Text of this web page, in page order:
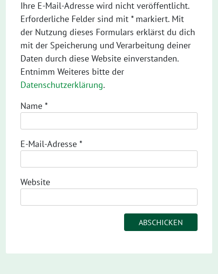
Ihre E-Mail-Adresse wird nicht veröffentlicht.
Erforderliche Felder sind mit * markiert. Mit
der Nutzung dieses Formulars erklärst du dich
mit der Speicherung und Verarbeitung deiner
Daten durch diese Website einverstanden.
Entnimm Weiteres bitte der
Datenschutzerklärung.
Name *
E-Mail-Adresse *
Website